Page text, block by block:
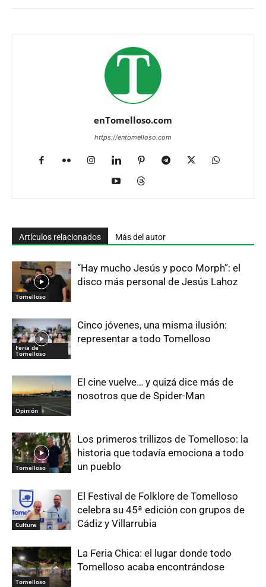
enTomelloso.com
https://entomelloso.com
Artículos relacionados Más del autor
Tomelloso
“Hay mucho Jesús y poco Morph”: el
disco más personal de Jesús Lahoz
Feria de
Tomelloso
Cinco jóvenes, una misma ilusión:
representar a todo Tomelloso
Opinión
El cine vuelve… y quizá dice más de
nosotros que de Spider-Man
Tomelloso
Los primeros trillizos de Tomelloso: la
historia que todavía emociona a todo
un pueblo
Cultura
El Festival de Folklore de Tomelloso
celebra su 45ª edición con grupos de
Cádiz y Villarrubia
Tomelloso
La Feria Chica: el lugar donde todo
Tomelloso acaba encontrándose